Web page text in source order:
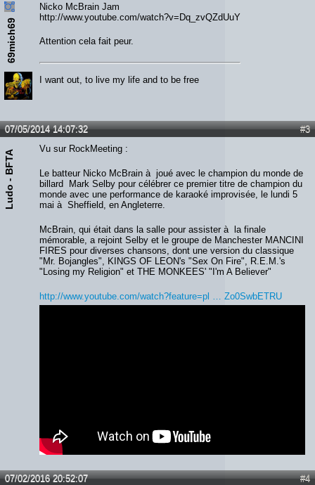
69mich69
Nicko McBrain Jam
http://www.youtube.com/watch?v=Dq_zvQZdUuY
Attention cela fait peur.
I want out, to live my life and to be free
#3
07/05/2014 14:07:32
Ludo - BFTA
Vu sur RockMeeting :
Le batteur Nicko McBrain à joué avec le champion du monde de
billard Mark Selby pour célébrer ce premier titre de champion du
monde avec une performance de karaoké improvisée, le lundi 5
mai à Sheffield, en Angleterre.
McBrain, qui était dans la salle pour assister à la finale
mémorable, a rejoint Selby et le groupe de Manchester MANCINI
FIRES pour diverses chansons, dont une version du classique
"Mr. Bojangles", KINGS OF LEON's "Sex On Fire", R.E.M.'s
"Losing my Religion" et THE MONKEES' "I'm A Believer"
http://www.youtube.com/watch?feature=pl … Zo0SwbETRU
#4
07/02/2016 20:52:07